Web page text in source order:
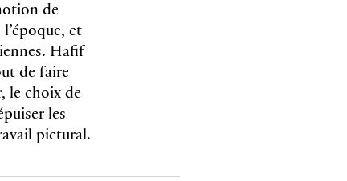
de
et
Hafif
de faire
le choix de
les
pictural.